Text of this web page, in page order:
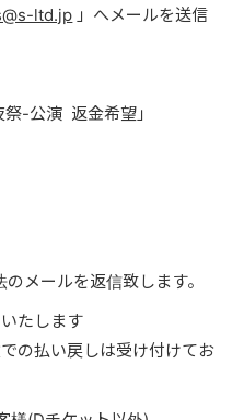
ltd.jp 」へメールを送信
-公演 返金希望」
メールを返信致します。
たします
の払い戻しは受け付けてお